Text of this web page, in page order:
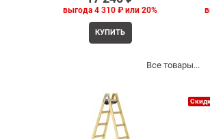
выгода4 310 ₽ или20%
КУПИТЬ
Все товары...